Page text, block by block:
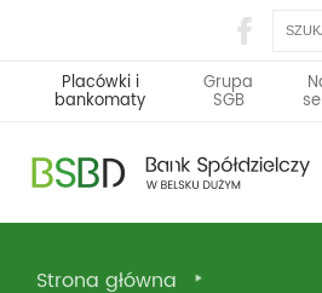
Placówki i
bankomaty
Grupa
SGB
Strona główna